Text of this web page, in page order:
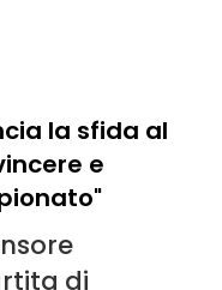
la sfida al
e
di